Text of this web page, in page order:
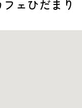
ェひだまり